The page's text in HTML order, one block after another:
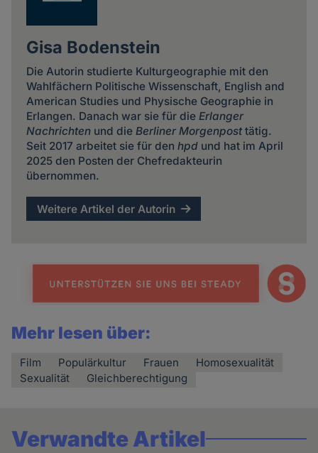
Gisa Bodenstein
Die Autorin studierte Kulturgeographie mit den
Wahlfächern Politische Wissenschaft, English and
American Studies und Physische Geographie in
Erlangen. Danach war sie für die Erlanger
Nachrichtenund die Berliner Morgenposttätig.
Seit 2017 arbeitet sie für den hpdund hat im April
2025 den Posten der Chefredakteurin
übernommen.
Weitere Artikel der Autorin
Mehr lesen über:
Film Populärkultur Frauen
Homosexualität
Sexualität
Gleichberechtigung
Verwandte Artikel